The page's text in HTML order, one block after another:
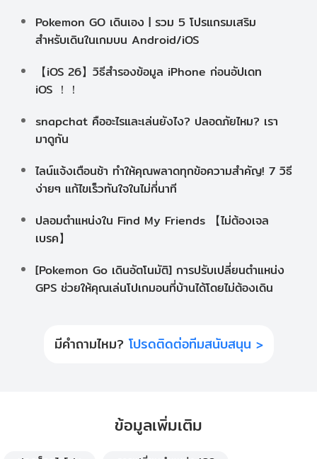
Pokemon GO เดินเอง | รวม 5 โปรแกรมเสริม
สำหรับเดินในเกมบน Android/iOS
【iOS 26】วิธีสำรองข้อมูล iPhone ก่อนอัปเดท
iOS ！！
snapchat คืออะไรและเล่นยังไง? ปลอดภัยไหม? เรา
มาดูกัน
ไลน์แจ้งเตือนช้า ทำให้คุณพลาดทุกข้อความสำคัญ! 7 วิธี
ง่ายๆ แก้ไขเร็วทันใจในไม่กี่นาที
ปลอมตำแหน่งใน Find My Friends 【ไม่ต้องเจล
เบรค】
[Pokemon Go เดินอัตโนมัติ] การปรับเปลี่ยนตำแหน่ง
GPS ช่วยให้คุณเล่นโปเกมอนที่บ้านได้โดยไม่ต้องเดิน
มีคำถามไหม? โปรดติดต่อทีมสนับสนุน >
ข้อมูลเพิ่มเติม